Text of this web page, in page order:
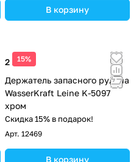
В корзину
15%
2 200 ₽
Держатель запасного рулона
WasserKraft Leine K-5097
хром
Скидка 15% в подарок!
Арт. 12469
В корзину